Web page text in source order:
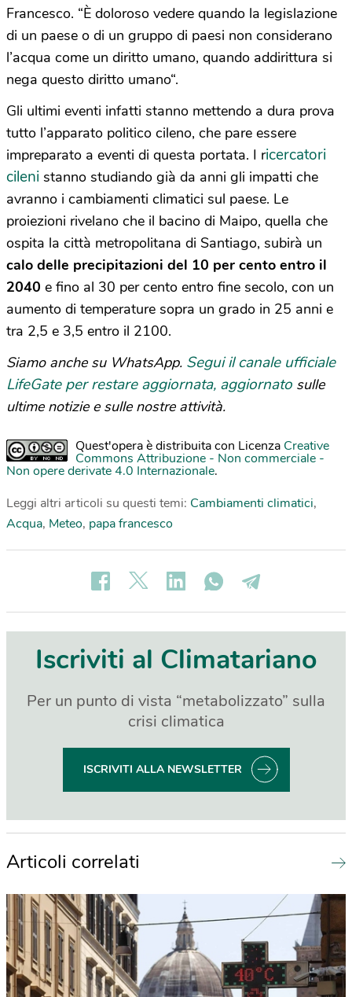
Francesco. “È doloroso vedere quando la legislazione
di un paese o di un gruppo di paesi non considerano
l’acqua come un diritto umano, quando addirittura si
nega questo diritto umano“.
Gli ultimi eventi infatti stanno mettendo a dura prova
tutto l’apparato politico cileno, che pare essere
impreparato a eventi di questa portata. I ricercatori
cileni stanno studiando già da anni gli impatti che
avranno i cambiamenti climatici sul paese. Le
proiezioni rivelano che il bacino di Maipo, quella che
ospita la città metropolitana di Santiago, subirà un
calo delle precipitazioni del 10 per cento entro il
2040 e fino al 30 per cento entro fine secolo, con un
aumento di temperature sopra un grado in 25 anni e
tra 2,5 e 3,5 entro il 2100.
Siamo anche su WhatsApp. Segui il canale ufficiale
LifeGate per restare aggiornata, aggiornato sulle
ultime notizie e sulle nostre attività.
Quest'opera è distribuita con Licenza Creative
Commons Attribuzione - Non commerciale -
Non opere derivate 4.0 Internazionale.
Leggi altri articoli su questi temi: Cambiamenti climatici,
Acqua, Meteo, papa francesco
Iscriviti al Climatariano
Per un punto di vista “metabolizzato” sulla
crisi climatica
ISCRIVITI ALLA NEWSLETTER
Articoli correlati